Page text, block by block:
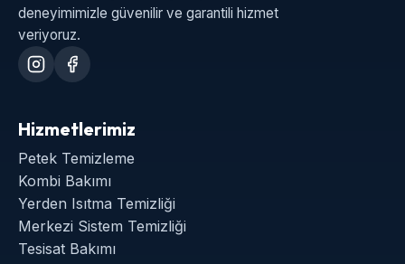
deneyimimizle güvenilir ve garantili hizmet
veriyoruz.
Hizmetlerimiz
Petek Temizleme
Kombi Bakımı
Yerden Isıtma Temizliği
Merkezi Sistem Temizliği
Tesisat Bakımı